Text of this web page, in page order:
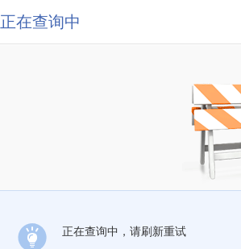
正在查询中
正在查询中，请刷新重试